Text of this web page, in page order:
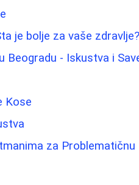
je bolje za vaše
Beogradu - Iskustva i
Kose
za Problematičnu